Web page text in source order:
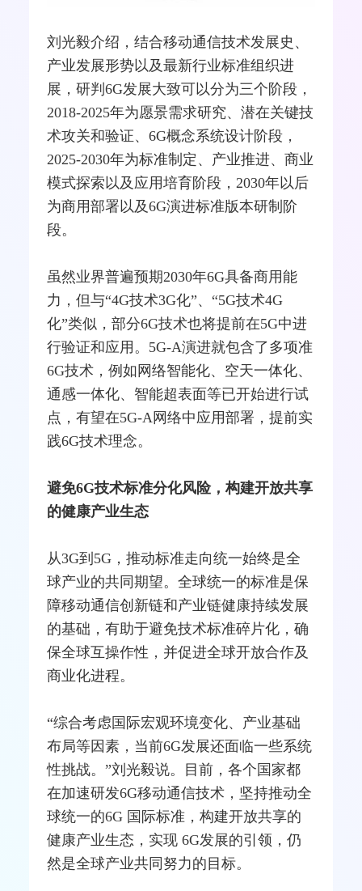
刘光毅介绍，结合移动通信技术发展史、
产业发展形势以及最新行业标准组织进
展，研判6G发展大致可以分为三个阶段，
2018-2025年为愿景需求研究、潜在关键技
术攻关和验证、6G概念系统设计阶段，
2025-2030年为标准制定、产业推进、商业
模式探索以及应用培育阶段，2030年以后
为商用部署以及6G演进标准版本研制阶
段。
虽然业界普遍预期2030年6G具备商用能
力，但与“4G技术3G化”、“5G技术4G
化”类似，部分6G技术也将提前在5G中进
行验证和应用。5G-A演进就包含了多项准
6G技术，例如网络智能化、空天一体化、
通感一体化、智能超表面等已开始进行试
点，有望在5G-A网络中应用部署，提前实
践6G技术理念。
避免6G技术标准分化风险，构建开放共享
的健康产业生态
从3G到5G，推动标准走向统一始终是全
球产业的共同期望。全球统一的标准是保
障移动通信创新链和产业链健康持续发展
的基础，有助于避免技术标准碎片化，确
保全球互操作性，并促进全球开放合作及
商业化进程。
“综合考虑国际宏观环境变化、产业基础
布局等因素，当前6G发展还面临一些系统
性挑战。”刘光毅说。目前，各个国家都
在加速研发6G移动通信技术，坚持推动全
球统一的6G 国际标准，构建开放共享的
健康产业生态，实现 6G发展的引领，仍
然是全球产业共同努力的目标。